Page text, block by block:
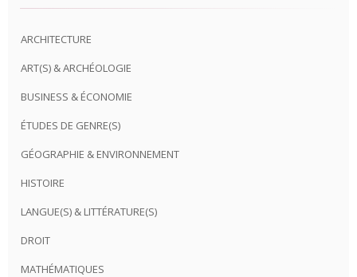
ARCHITECTURE
ART(S) & ARCHÉOLOGIE
BUSINESS & ÉCONOMIE
ÉTUDES DE GENRE(S)
GÉOGRAPHIE & ENVIRONNEMENT
HISTOIRE
LANGUE(S) & LITTÉRATURE(S)
DROIT
MATHÉMATIQUES